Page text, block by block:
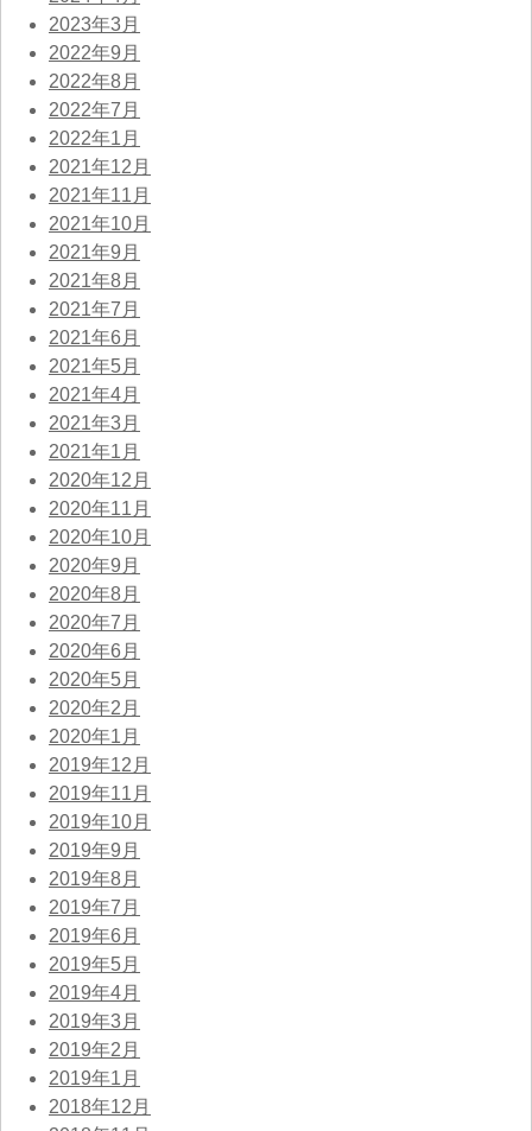
2023年3月
2022年9月
2022年8月
2022年7月
2022年1月
2021年12月
2021年11月
2021年10月
2021年9月
2021年8月
2021年7月
2021年6月
2021年5月
2021年4月
2021年3月
2021年1月
2020年12月
2020年11月
2020年10月
2020年9月
2020年8月
2020年7月
2020年6月
2020年5月
2020年2月
2020年1月
2019年12月
2019年11月
2019年10月
2019年9月
2019年8月
2019年7月
2019年6月
2019年5月
2019年4月
2019年3月
2019年2月
2019年1月
2018年12月